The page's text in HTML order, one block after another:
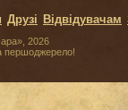
2026
першоджерело!
Друзі Відвідувачам